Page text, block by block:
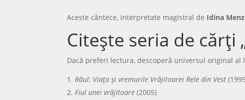
Aceste cântece, interpretate magistral de Idina
Citește seria de cărți
Dacă preferi lectura, descoperă universul original
Răul: Viața și vremurile Vrăjitoarei Rele din Vest
Fiul unei vrăjitoare (2005)